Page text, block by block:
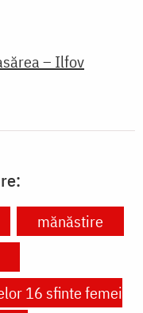
– Ilfov
mănăstire
16 sfinte femei